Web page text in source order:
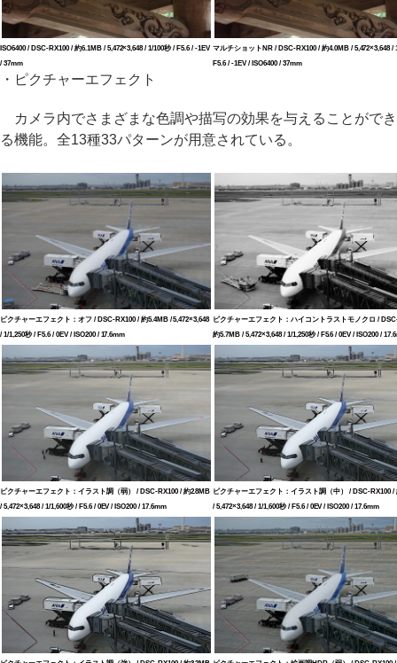
ISO6400 / DSC-RX100 / 約6.1MB / 5,472×3,648 / 1/100秒 / F5.6 / -1EV
/ 37mm
マルチショットNR / DSC-RX100 / 約4.0MB / 5,472×3,648 /
F5.6 / -1EV / ISO6400 / 37mm
・ピクチャーエフェクト
カメラ内でさまざまな色調や描写の効果を与えることができ
る機能。全13種33パターンが用意されている。
ピクチャーエフェクト：オフ / DSC-RX100 / 約5.4MB / 5,472×3,648
/ 1/1,250秒 / F5.6 / 0EV / ISO200 / 17.6mm
ピクチャーエフェクト：ハイコントラストモノクロ /
約5.7MB / 5,472×3,648 / 1/1,250秒 / F5.6 / 0EV / ISO200 /
ピクチャーエフェクト：イラスト調（弱） / DSC-RX100 / 約2.8MB
/ 5,472×3,648 / 1/1,600秒 / F5.6 / 0EV / ISO200 / 17.6mm
ピクチャーエフェクト：イラスト調（中） / DSC-RX100 /
/ 5,472×3,648 / 1/1,600秒 / F5.6 / 0EV / ISO200 / 17.6mm